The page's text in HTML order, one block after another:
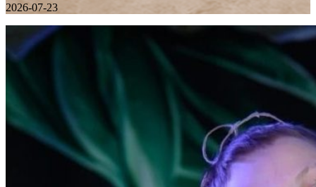
2026-07-23